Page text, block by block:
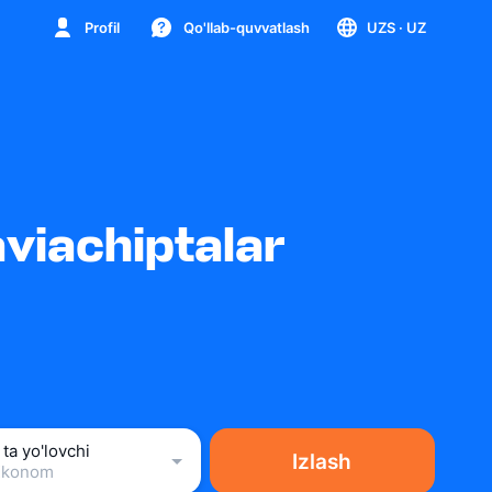
Profil Qo'llab-quvvatlash UZS · UZ
ta yo'lovchi
Izlash